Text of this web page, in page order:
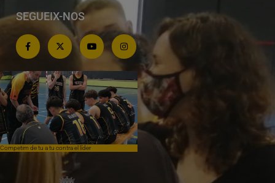
SEGUEIX-NOS
Competim de tu a tu contra el líder